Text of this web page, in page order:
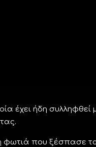
έχει ήδη
φωτιά που ξέσπασε